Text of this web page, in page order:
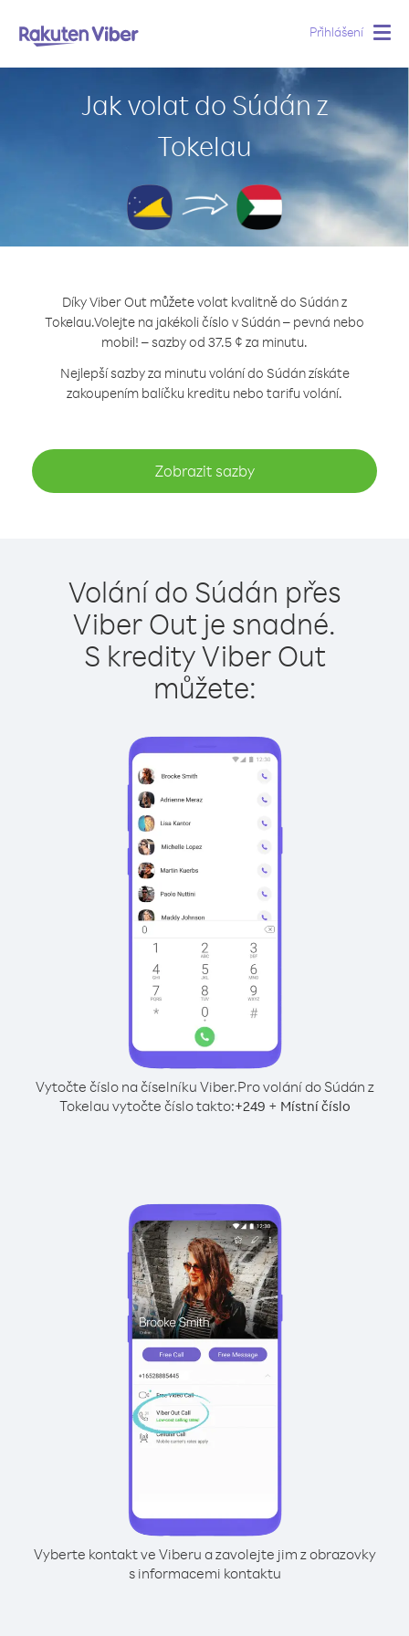
Přihlášení
Jak volat do Súdán z
Tokelau
Díky Viber Out můžete volat kvalitně do Súdán z
Tokelau.Volejte na jakékoli číslo v Súdán – pevná nebo
mobil! – sazby od 37.5 ¢ za minutu.
Nejlepší sazby za minutu volání do Súdán získáte
zakoupením balíčku kreditu nebo tarifu volání.
Zobrazit sazby
Volání do Súdán přes
Viber Out je snadné.
S kredity Viber Out
můžete:
Vytočte číslo na číselníku Viber.Pro volání do Súdán z
Tokelau vytočte číslo takto:+249 + Místní číslo
Vyberte kontakt ve Viberu a zavolejte jim z obrazovky
s informacemi kontaktu